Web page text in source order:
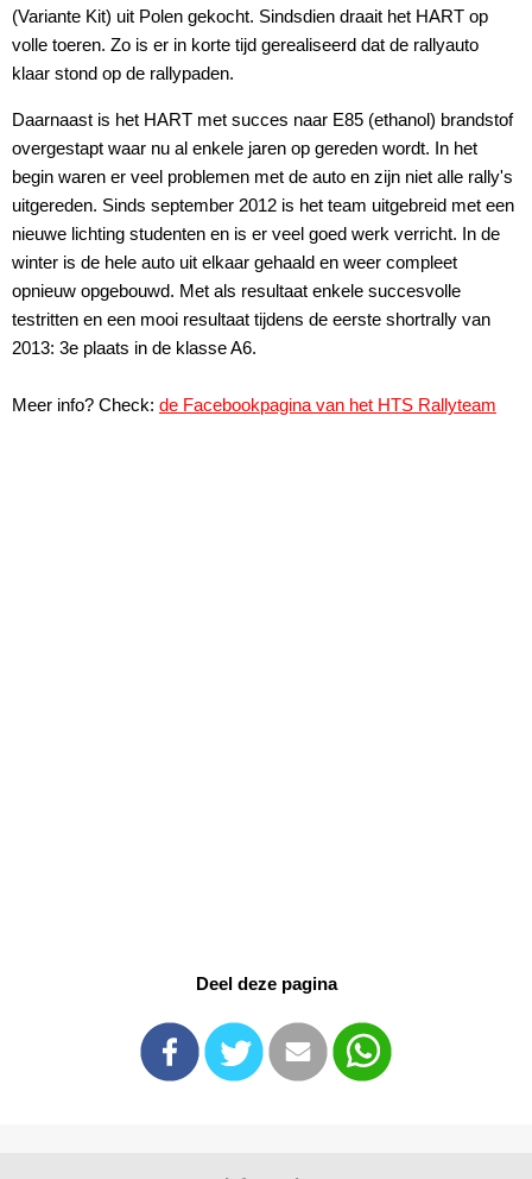
(Variante Kit) uit Polen gekocht. Sindsdien draait het HART op
volle toeren. Zo is er in korte tijd gerealiseerd dat de rallyauto
klaar stond op de rallypaden.
Daarnaast is het HART met succes naar E85 (ethanol) brandstof
overgestapt waar nu al enkele jaren op gereden wordt. In het
begin waren er veel problemen met de auto en zijn niet alle rally's
uitgereden. Sinds september 2012 is het team uitgebreid met een
nieuwe lichting studenten en is er veel goed werk verricht. In de
winter is de hele auto uit elkaar gehaald en weer compleet
opnieuw opgebouwd. Met als resultaat enkele succesvolle
testritten en een mooi resultaat tijdens de eerste shortrally van
2013: 3e plaats in de klasse A6.
Meer info? Check: de Facebookpagina van het HTS Rallyteam
Deel deze pagina